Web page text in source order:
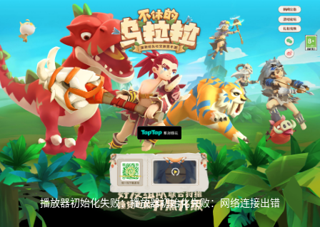
This
modal
window.
播放器初始化失败：播放器初始化失败：网络连接出错